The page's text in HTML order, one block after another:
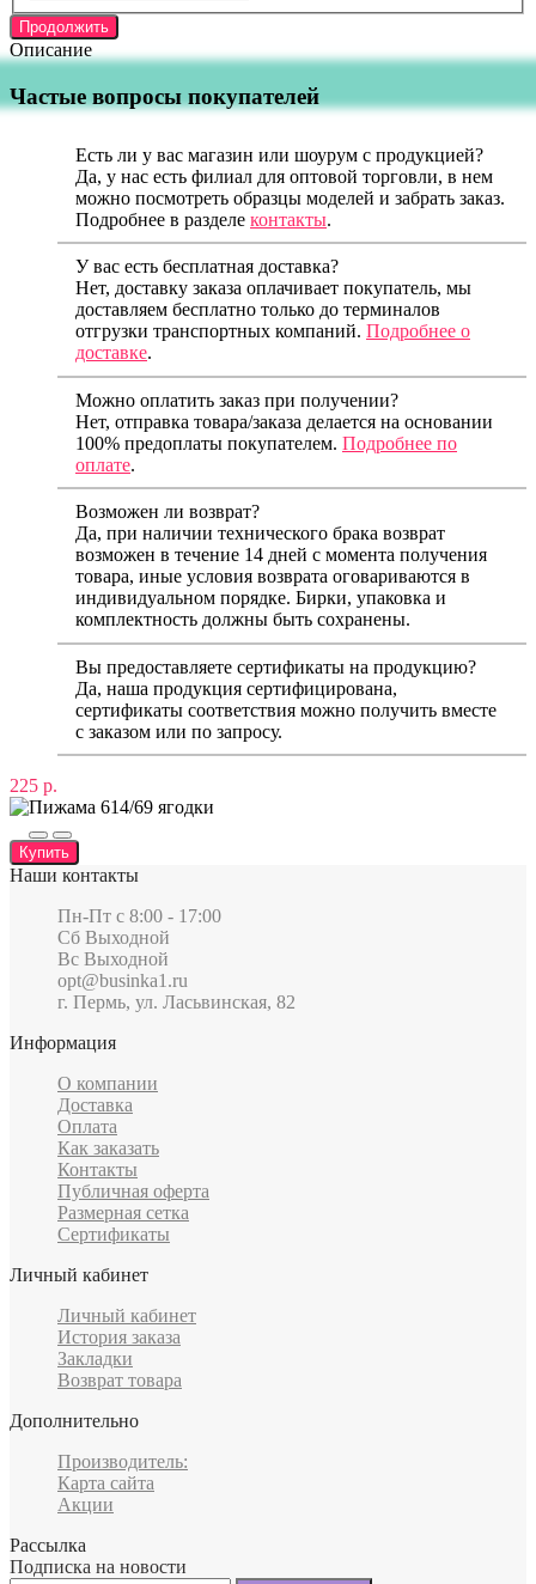
Продолжить
Описание
Частые вопросы покупателей
Есть ли у вас магазин или шоурум с продукцией?
Да, у нас есть филиал для оптовой торговли, в нем
можно посмотреть образцы моделей и забрать заказ.
Подробнее в разделе контакты.
У вас есть бесплатная доставка?
Нет, доставку заказа оплачивает покупатель, мы
доставляем бесплатно только до терминалов
отгрузки транспортных компаний. Подробнее о
доставке.
Можно оплатить заказ при получении?
Нет, отправка товара/заказа делается на основании
100% предоплаты покупателем. Подробнее по
оплате.
Возможен ли возврат?
Да, при наличии технического брака возврат
возможен в течение 14 дней с момента получения
товара, иные условия возврата оговариваются в
индивидуальном порядке. Бирки, упаковка и
комплектность должны быть сохранены.
Вы предоставляете сертификаты на продукцию?
Да, наша продукция сертифицирована,
сертификаты соответствия можно получить вместе
с заказом или по запросу.
225 р.
Купить
Наши контакты
Пн-Пт c 8:00 - 17:00
Сб Выходной
Вс Выходной
opt@businka1.ru
г. Пермь, ул. Ласьвинская, 82
Информация
О компании
Доставка
Оплата
Как заказать
Контакты
Публичная оферта
Размерная сетка
Сертификаты
Личный кабинет
Личный кабинет
История заказа
Закладки
Возврат товара
Дополнительно
Производитель:
Карта сайта
Акции
Рассылка
Подписка на новости